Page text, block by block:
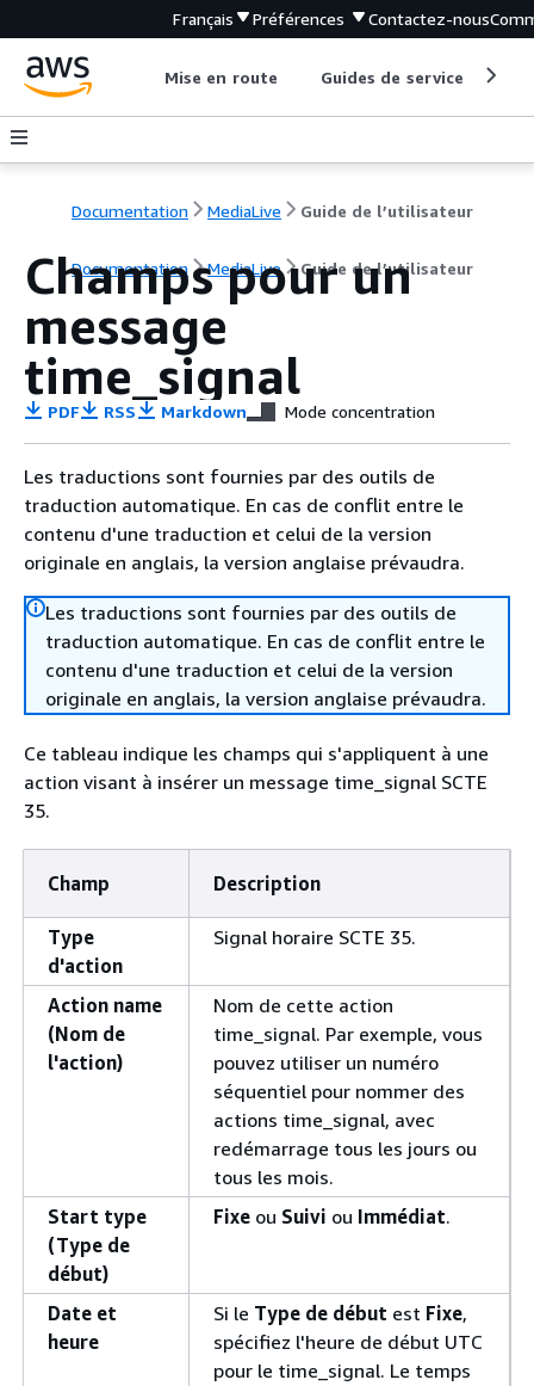
Français Préférences Contactez-nous
Mise en route Guides de service
Documentation MediaLive Guide de l’utilisateur
Documentation MediaLive Guide de l’utilisateur
Champs pour un
message
time_signal
PDF RSS Markdown Mode concentration
Les traductions sont fournies par des outils de
traduction automatique. En cas de conflit entre le
contenu d'une traduction et celui de la version
originale en anglais, la version anglaise prévaudra.
Les traductions sont fournies par des outils de
traduction automatique. En cas de conflit entre le
contenu d'une traduction et celui de la version
originale en anglais, la version anglaise prévaudra.
Ce tableau indique les champs qui s'appliquent à une
action visant à insérer un message time_signal SCTE
35.
Champ Description
Type
d'action
Signal horaire SCTE 35.
Action name
(Nom de
l'action)
Nom de cette action
time_signal. Par exemple, vous
pouvez utiliser un numéro
séquentiel pour nommer des
actions time_signal, avec
redémarrage tous les jours ou
tous les mois.
Start type
(Type de
début)
Fixe ou Suivi ou Immédiat.
Date et
heure
Si le Type de début est Fixe,
spécifiez l'heure de début UTC
pour le time_signal. Le temps